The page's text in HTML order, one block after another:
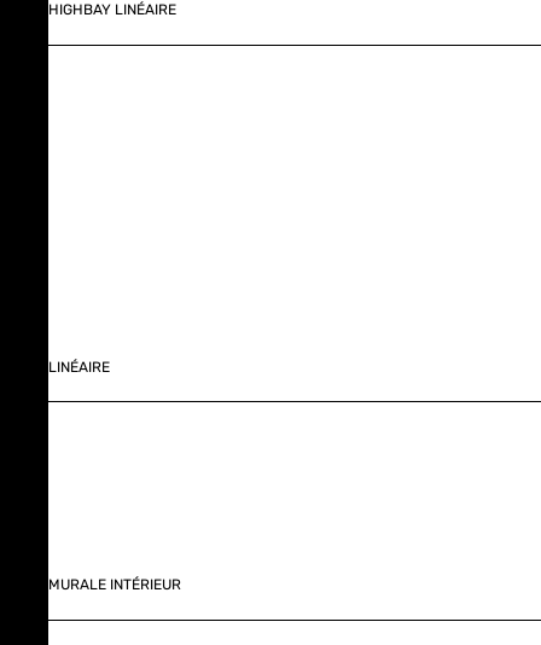
HIGHBAY LINÉAIRE
LINÉAIRE
MURALE INTÉRIEUR